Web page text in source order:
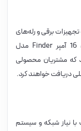
تجهیزات برقی و رله‌های
صنعتی در کشور است. خرید رله شیشه‌ای 16 آمپر Finder مدل
که مشتریان محصولی
دریافت خواهند کرد.
نیاز شبکه و سیستم